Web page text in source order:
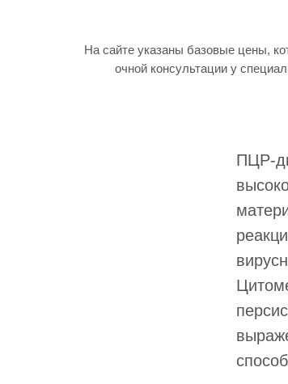
На сайте указаны базовые цены,
очной консультации у
ПЦР-